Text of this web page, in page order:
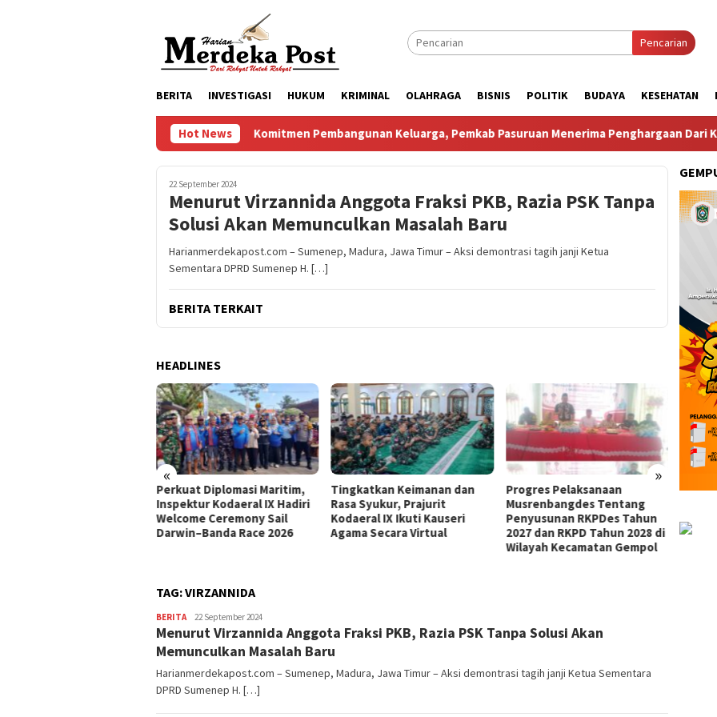
Pencarian
BERITA INVESTIGASI HUKUM KRIMINAL OLAHRAGA BISNIS POLITIK BUDAYA KESEHATAN
Hot News
Komitmen Pembangunan Keluarga, Pemkab Pasuruan Menerima Penghargaan Dari Kementerian
22 September 2024
Menurut Virzannida Anggota Fraksi PKB, Razia PSK Tanpa
Solusi Akan Memunculkan Masalah Baru
Harianmerdekapost.com – Sumenep, Madura, Jawa Timur – Aksi demontrasi tagih janji Ketua
Sementara DPRD Sumenep H. […]
BERITA TERKAIT
HEADLINES
« »
Perkuat Diplomasi Maritim,
Inspektur Kodaeral IX Hadiri
Welcome Ceremony Sail
Darwin–Banda Race 2026
Tingkatkan Keimanan dan
Rasa Syukur, Prajurit
Kodaeral IX Ikuti Kauseri
Agama Secara Virtual
Progres Pelaksanaan
Musrenbangdes Tentang
Penyusunan RKPDes Tahun
2027 dan RKPD Tahun 2028 di
Wilayah Kecamatan Gempol
Mas
APBD
TAG:VIRZANNIDA
BERITAEditor
Sumenep
22 September 2024
Menurut Virzannida Anggota Fraksi PKB, Razia PSK Tanpa Solusi Akan
Memunculkan Masalah Baru
Harianmerdekapost.com – Sumenep, Madura, Jawa Timur – Aksi demontrasi tagih janji Ketua Sementara
DPRD Sumenep H. […]